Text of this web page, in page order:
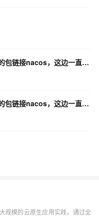
springboot使用com.alibaba.cloud的包链接nacos，这边一直连不上？
springboot使用com.alibaba.cloud的包链接nacos，这边一直连不上？
规模的云原生应用实践，通过全